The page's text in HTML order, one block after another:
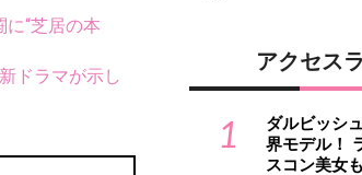
“芝居の本
ドラマが示し
アクセス
1
ダルビッシ
界モデル！
スコン美女